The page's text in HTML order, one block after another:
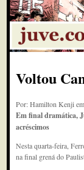
Voltou
Por: Hamilton Kenji
Em final dramática,
acréscimos
Nesta quarta-feira,
na final grená do